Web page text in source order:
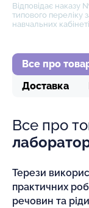
Відповідає
типового переліку
навчальних
Все про
Доставка
Все про
Терези
практичних
речовин та